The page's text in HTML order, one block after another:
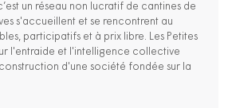
un réseau non lucratif de cantines de
s'accueillent et se rencontrent au
participatifs et à prix libre. Les Petites
l'entraide et l'intelligence collective
d'une société fondée sur la